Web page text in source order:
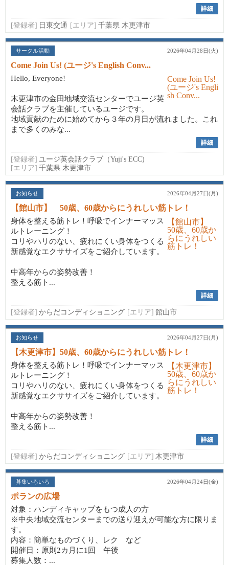
詳細
[登録者] 日東交通 [エリア] 千葉県 木更津市
サークル活動 2026年04月28日(火)
Come Join Us! (ユージ's English Conv...
Hello, Everyone!
木更津市の金田地域交流センターでユージ英
会話クラブを主催しているユージです。
地域貢献のために始めてから３年の月日が流れました。これ
まで多くのみな...
詳細
[登録者] ユージ英会話クラブ（Yuji's ECC)
[エリア] 千葉県 木更津市
お知らせ 2026年04月27日(月)
【館山市】 50歳、60歳からにうれしい筋トレ！
身体を整える筋トレ！呼吸でインナーマッス
ルトレーニング！
コリやハリのない、疲れにくい身体をつくる
新感覚なエクササイズをご紹介しています。
中高年からの姿勢改善！
整える筋ト...
詳細
[登録者] からだコンディショニング [エリア] 館山市
お知らせ 2026年04月27日(月)
【木更津市】50歳、60歳からにうれしい筋トレ！
身体を整える筋トレ！呼吸でインナーマッス
ルトレーニング！
コリやハリのない、疲れにくい身体をつくる
新感覚なエクササイズをご紹介しています。
中高年からの姿勢改善！
整える筋ト...
詳細
[登録者] からだコンディショニング [エリア] 木更津市
募集いろいろ 2026年04月24日(金)
ポランの広場
対象：ハンディキャップをもつ成人の方
※中央地域交流センターまでの送り迎えが可能な方に限りま
す。
内容：簡単なものづくり、レク など
開催日：原則2カ月に1回 午後
募集人数：...